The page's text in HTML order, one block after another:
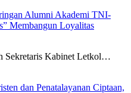
Alumni Akademi TNI-
Membangun Loyalitas
Sekretaris Kabinet Letkol…
dan Penatalayanan Ciptaan,